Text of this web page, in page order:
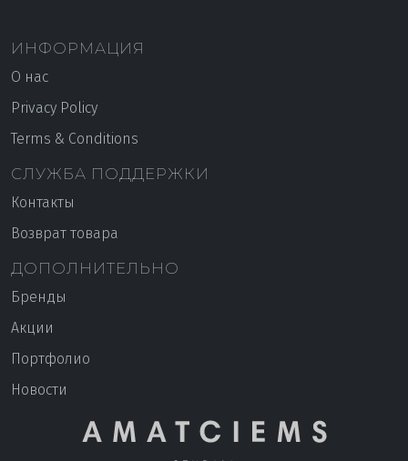
ИНФОРМАЦИЯ
О нас
Privacy Policy
Terms & Conditions
СЛУЖБА ПОДДЕРЖКИ
Контакты
Возврат товара
ДОПОЛНИТЕЛЬНО
Бренды
Акции
Портфолио
Новости